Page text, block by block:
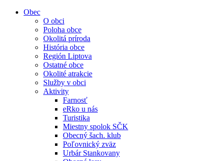
Obec
O obci
Poloha obce
Okolitá príroda
História obce
Región Liptova
Ostatné obce
Okolité atrakcie
Služby v obci
Aktivity
Farnosť
eRko u nás
Turistika
Miestny spolok SČK
Obecný šach. klub
Poľovnický zväz
Urbár Stankovany